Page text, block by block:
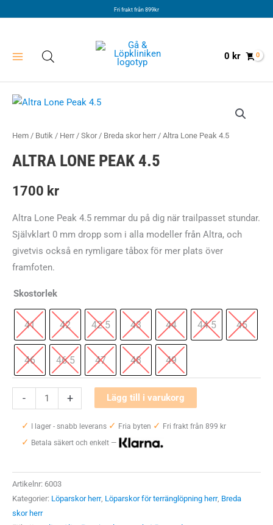
Fri frakt från 899kr
0 kr
Hem / Butik / Herr/ Skor/ Breda skor herr/ Altra Lone Peak 4.5
ALTRA LONE PEAK 4.5
1700 kr
Altra Lone Peak 4.5 remmar du på dig när trailpasset stundar.
Självklart 0 mm dropp som i alla modeller från Altra, och
givetvis också en rymligare tåbox för mer plats över
framfoten.
Skostorlek
41 42 42.5 43 44 44.5 45
46 46.5 47 48 49
-
Lone
Peak
4.5
+ Lägg till i varukorg
✓ I lager - snabb leverans ✓ Fria byten ✓ Fri frakt från 899 kr
✓ Betala säkert och enkelt —
Artikelnr: 6003
Kategorier: Löparskor herr, Löparskor för terränglöpning herr, Breda
skor herr